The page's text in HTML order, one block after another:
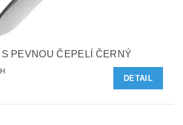
PEVNOU ČEPELÍ ČERNÝ
DETAIL